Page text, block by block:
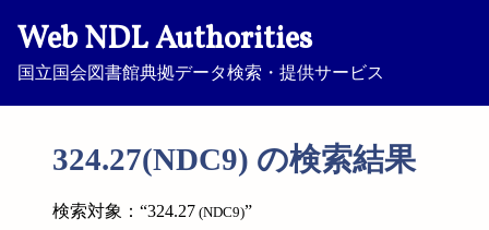
Web NDL Authorities
国立国会図書館典拠データ検索・提供サービス
324.27(NDC9) の検索結果
検索対象：“324.27 (NDC9)”